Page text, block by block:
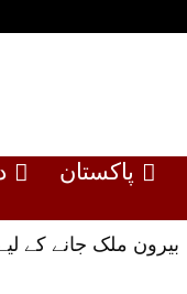
پاکستان
بیرون ملک جانے کے لیے 10 لاکھ روپے تک بلا سود قرض، حکومت نے عوام کو خوشخبری